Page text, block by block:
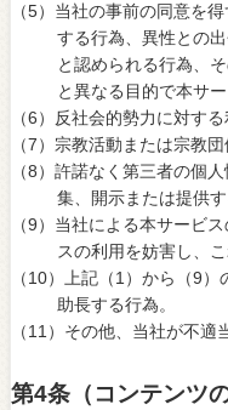
（5）当社の事前の同意を
する行為、異性との
と認められる行為、
と異なる目的で本サ
（6）反社会的勢力に対す
（7）宗教活動または宗教団
（8）許諾なく第三者の個
集、開示または提供す
（9）当社による本サービ
スの利用を妨害し、
（10）上記（1）から（9
助長する行為。
（11）その他、当社が不適
第4条（コンテンツ